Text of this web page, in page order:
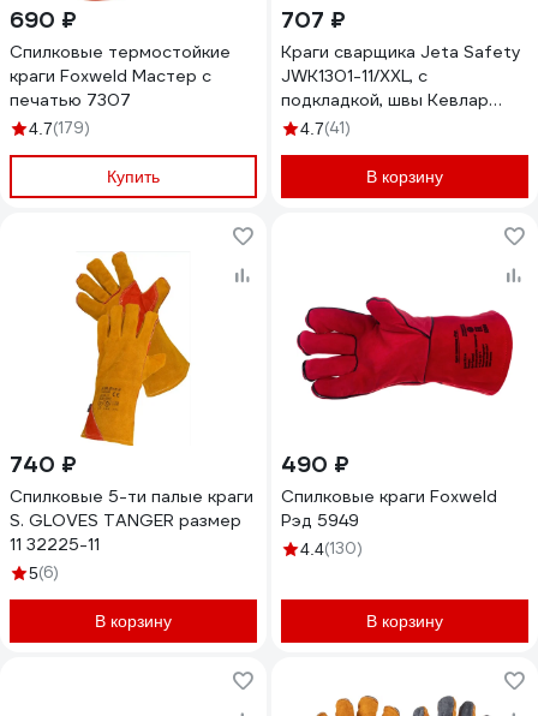
690 ₽
Спилковые термостойкие
краги Foxweld Мастер с
печатью 7307
4.7(179)
Купить
707 ₽
Краги сварщика Jeta Safety
JWK1301-11/XXL, с
подкладкой, швы Кевлар
JWK1301-XXL
4.7(41)
В корзину
740 ₽
Спилковые 5-ти палые краги
S. GLOVES TANGER размер
11 32225-11
5(6)
В корзину
490 ₽
Спилковые краги Foxweld
Рэд 5949
4.4(130)
В корзину